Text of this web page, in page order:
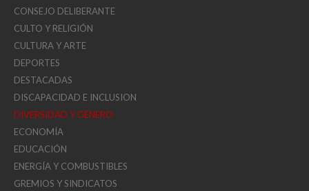
CONSEJO DELIBERANTE
CULTO Y RELIGIÓN
CULTURA Y ARTE
DEPORTES
DESTACADAS
DISCAPACIDAD E INCLUSION
DIVERSIDAD Y GÉNERO
ECONOMÍA
EDUCACIÓN
ENERGÍA Y COMBUSTIBLES
GREMIOS Y SINDICATOS